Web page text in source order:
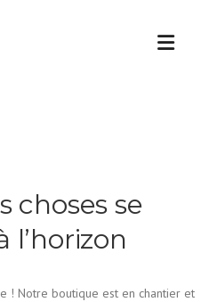
choses se
l’horizon
! Notre boutique est en chantier et